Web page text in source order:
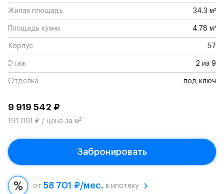
Жилая площадь 34.3 м²
Площадь кухни 4.78 м²
Корпус 57
Этаж 2 из 9
Отделка под ключ
9 919 542 ₽
191 091 ₽ / цена за м2
Забронировать
от 58 701 ₽/мес. в ипотеку